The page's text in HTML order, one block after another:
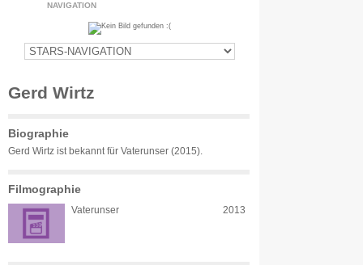
NAVIGATION
Gerd Wirtz
Biographie
Gerd Wirtz ist bekannt für Vaterunser (2015).
Filmographie
Vaterunser 2013